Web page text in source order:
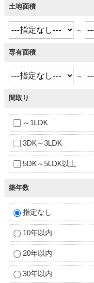
土地面積
～
専有面積
～
間取り
～1LDK
3DK～3LDK
5DK～5LDK以上
築年数
指定なし
10年以内
20年以内
30年以内